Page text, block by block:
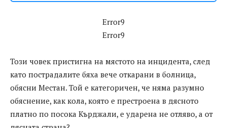
Error9
Error9
Този човек пристигна на мястото на инцидента, след
като пострадалите бяха вече откарани в болница,
обясни Местан. Той е категоричен, че няма разумно
обяснение, как кола, която е престроена в дясното
платно по посока Кърджали, е ударена не отляво, а от